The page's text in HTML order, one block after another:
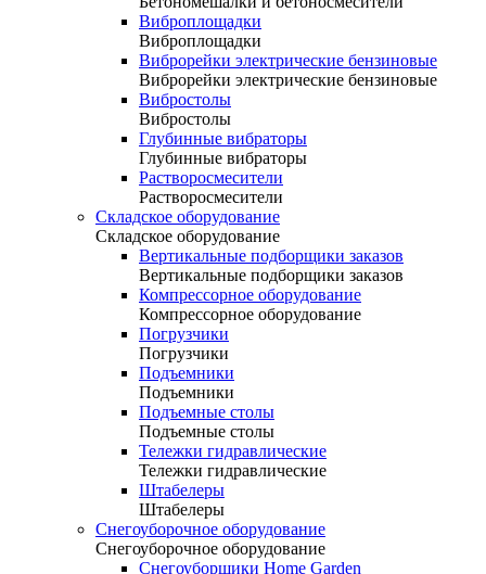
Виброплощадки
Виброплощадки
Виброрейки электрические бензиновые
Виброрейки электрические бензиновые
Вибростолы
Вибростолы
Глубинные вибраторы
Глубинные вибраторы
Растворосмесители
Растворосмесители
Складское оборудование
Складское оборудование
Вертикальные подборщики заказов
Вертикальные подборщики заказов
Компрессорное оборудование
Компрессорное оборудование
Погрузчики
Погрузчики
Подъемники
Подъемники
Подъемные столы
Подъемные столы
Тележки гидравлические
Тележки гидравлические
Штабелеры
Штабелеры
Снегоуборочное оборудование
Снегоуборочное оборудование
Снегоуборщики Home Garden